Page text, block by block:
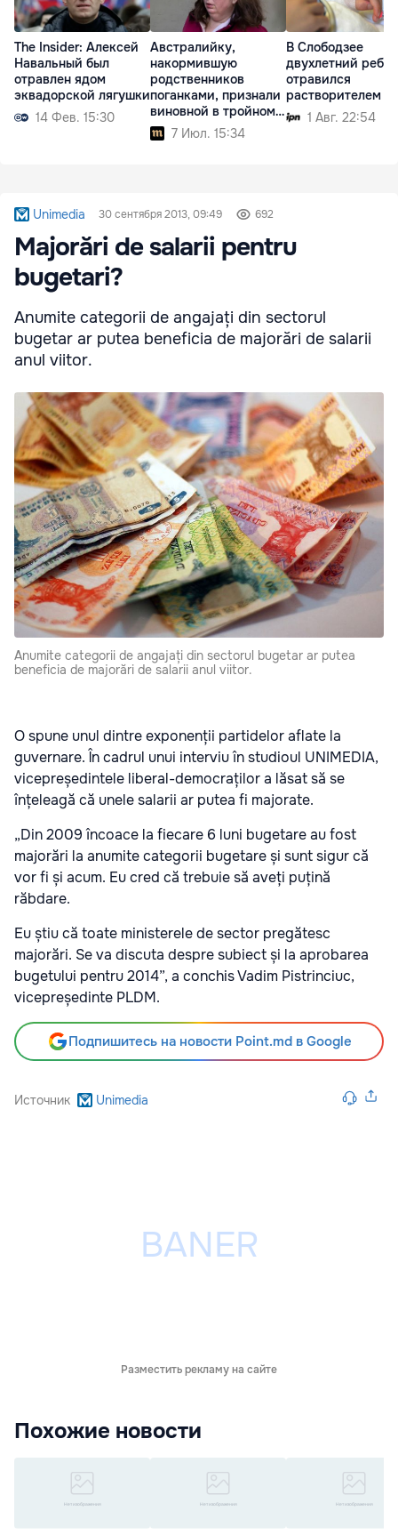
The Insider: Алексей
Навальный был
отравлен ядом
эквадорской лягушки
14 Фев. 15:30
Австралийку,
накормившую
родственников
поганками, признали
виновной в тройном
убийстве
7 Июл. 15:34
В Слободзее
двухлетний
отравился
растворителем
1 Авг. 22:54
Unimedia 30 сентября 2013, 09:49 692
Majorări de salarii pentru
bugetari?
Anumite categorii de angajați din sectorul
bugetar ar putea beneficia de majorări de salarii
anul viitor.
Anumite categorii de angajați din sectorul bugetar ar putea
beneficia de majorări de salarii anul viitor.
O spune unul dintre exponenții partidelor aflate la
guvernare. În cadrul unui interviu în studioul UNIMEDIA,
vicepreședintele liberal-democraților a lăsat să se
înțeleagă că unele salarii ar putea fi majorate.
„Din 2009 încoace la fiecare 6 luni bugetare au fost
majorări la anumite categorii bugetare și sunt sigur că
vor fi și acum. Eu cred că trebuie să aveți puțină
răbdare.
Eu știu că toate ministerele de sector pregătesc
majorări. Se va discuta despre subiect și la aprobarea
bugetului pentru 2014”, a conchis Vadim Pistrinciuc,
vicepreședinte PLDM.
Подпишитесь на новости Point.md в Google
Источник Unimedia
Разместить рекламу на сайте
Похожие новости